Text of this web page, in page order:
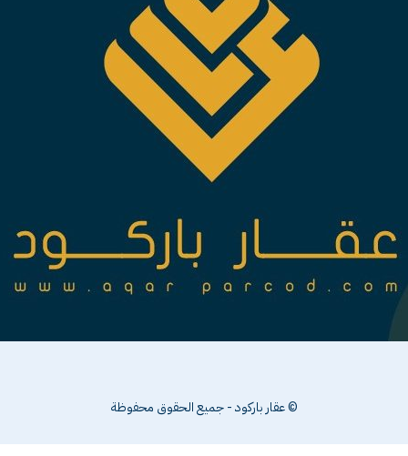
© عقار باركود - جميع الحقوق محفوظة